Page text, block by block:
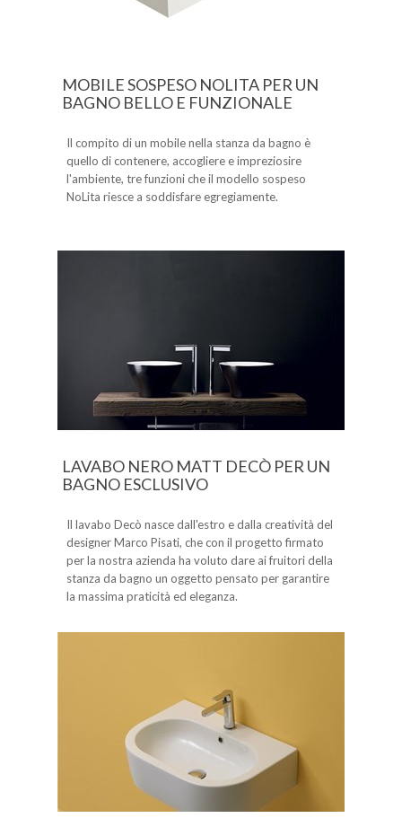
MOBILE SOSPESO NOLITA PER UN
BAGNO BELLO E FUNZIONALE
Il compito di un mobile nella stanza da bagno è
quello di contenere, accogliere e impreziosire
l'ambiente, tre funzioni che il modello sospeso
NoLita riesce a soddisfare egregiamente.
LAVABO NERO MATT DECÒ PER UN
BAGNO ESCLUSIVO
Il lavabo Decò nasce dall'estro e dalla creatività del
designer Marco Pisati, che con il progetto firmato
per la nostra azienda ha voluto dare ai fruitori della
stanza da bagno un oggetto pensato per garantire
la massima praticità ed eleganza.